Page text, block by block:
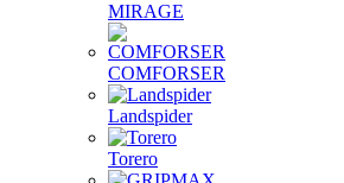
MIRAGE
COMFORSER
Landspider
Torero